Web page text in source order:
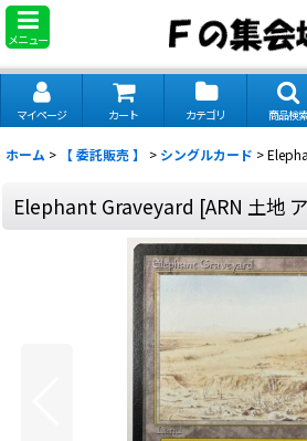
メニュー
マイページ カート カテゴリ 商品検索
ホーム > 【 委託販売 】 > シングルカード >
Elephant Graveyard [ARN 土地